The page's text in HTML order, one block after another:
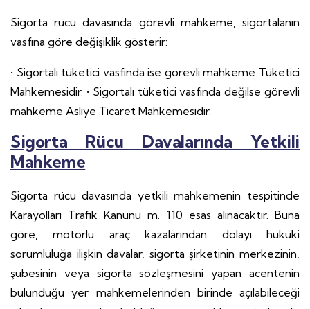
Sigorta rücu davasında görevli mahkeme, sigortalanın
vasfına göre değişiklik gösterir:
• Sigortalı tüketici vasfında ise görevli mahkeme Tüketici
Mahkemesidir. • Sigortalı tüketici vasfında değilse görevli
mahkeme Asliye Ticaret Mahkemesidir.
Sigorta Rücu Davalarında Yetkili
Mahkeme
Sigorta rücu davasında yetkili mahkemenin tespitinde
Karayolları Trafik Kanunu m. 110 esas alınacaktır. Buna
göre, motorlu araç kazalarından dolayı hukuki
sorumluluğa ilişkin davalar, sigorta şirketinin merkezinin,
şubesinin veya sigorta sözleşmesini yapan acentenin
bulunduğu yer mahkemelerinden birinde açılabileceği